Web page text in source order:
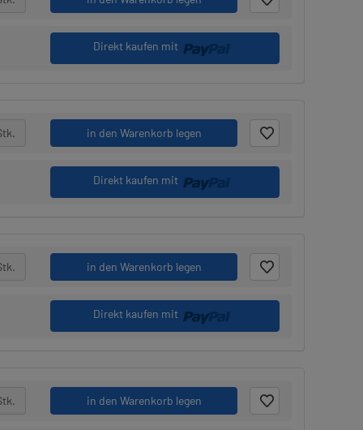
Direkt kaufen mit
in den Warenkorb legen
Direkt kaufen mit
in den Warenkorb legen
Direkt kaufen mit
in den Warenkorb legen